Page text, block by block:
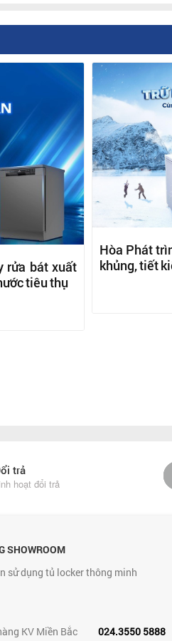
rửa bát xuất
tiêu thụ
Hòa Phát
khủng, tiết
trả
hoạt đổi trả
SHOWROOM
sử dụng tủ locker thông minh
KV Miền Bắc
024.3550 5888